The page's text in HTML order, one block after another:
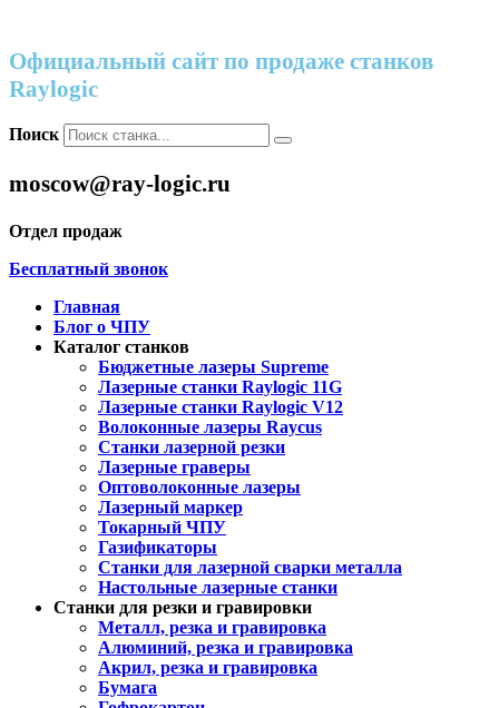
Официальный сайт по продаже станков
Raylogic
Поиск
moscow@ray-logic.ru
Отдел продаж
Бесплатный звонок
Главная
Блог о ЧПУ
Каталог станков
Бюджетные лазеры Supreme
Лазерные станки Raylogic 11G
Лазерные станки Raylogic V12
Волоконные лазеры Raycus
Станки лазерной резки
Лазерные граверы
Оптоволоконные лазеры
Лазерный маркер
Токарный ЧПУ
Газификаторы
Cтанки для лазерной сварки металла
Настольные лазерные станки
Станки для резки и гравировки
Металл, резка и гравировка
Алюминий, резка и гравировка
Акрил, резка и гравировка
Бумага